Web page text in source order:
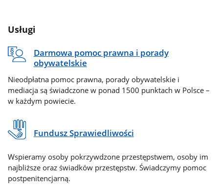
Usługi
Darmowa pomoc prawna i porady
obywatelskie
Nieodpłatna pomoc prawna, porady obywatelskie i
mediacja są świadczone w ponad 1500 punktach w Polsce –
w każdym powiecie.
Fundusz Sprawiedliwości
Wspieramy osoby pokrzywdzone przestępstwem, osoby im
najbliższe oraz świadków przestępstw. Świadczymy pomoc
postpenitencjarną.